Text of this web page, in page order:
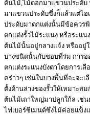
ต้นไม้,ไม้ดอกมาแขวนประดับ
มาแขวนประดับซึ่งก็แล้วแต่ไอ
ประดับมาตกแต่งนั้นมีข้อควร
ตกแต่งรั้วไม้ระแนง หรือระแ
ต้นไม้นั้นอยู่กลางแจ้ง หรืออ
บางชนิดนั้นกับชอบที่ร่ม การอ
ตกแต่งระแนงบังตาโดยการเ
คร่าวๆ เช่นในบางพื้นที่จะจะเ
ตั้งด้านล่างของรั้วให้เหมาะส
ต้นไม้เถาใหญ่มาปลูกใก้ล เช่น
ไฟเบอร์ซีเมนต์ซึ่งไม้ค่อยแข็ง